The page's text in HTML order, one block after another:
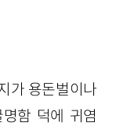
가 용돈벌이나
함 덕에 귀염